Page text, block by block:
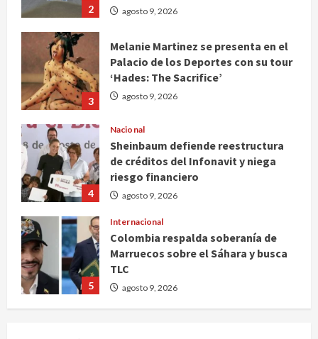
2 agosto 9, 2026
3
Melanie Martinez se presenta en el
Palacio de los Deportes con su tour
‘Hades: The Sacrifice’
agosto 9, 2026
4
Nacional
Sheinbaum defiende reestructura
de créditos del Infonavit y niega
riesgo financiero
agosto 9, 2026
5
Internacional
Colombia respalda soberanía de
Marruecos sobre el Sáhara y busca
TLC
agosto 9, 2026